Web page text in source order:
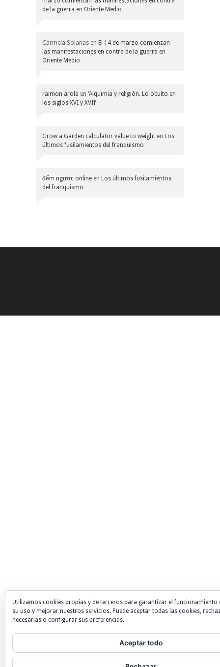
de la guerra en Oriente Medio
Carmela Solanas en El 14 de marzo comienzan
las manifestaciones en contra de la guerra en
Oriente Medio
raimon arola en ‘Alquimia y religión. Lo oculto en
los siglos XVI y XVII’
Grow a Garden calculator value to weight en Los
últimos fusilamientos del franquismo
đếm ngược online en Los últimos fusilamientos
del franquismo
Utilizamos cookies propias y de terceros para garantizar el funcionamiento
su uso y mejorar nuestros servicios. Puede aceptar todas las cookies,
necesarias o configurar sus preferencias.
Aceptar todo